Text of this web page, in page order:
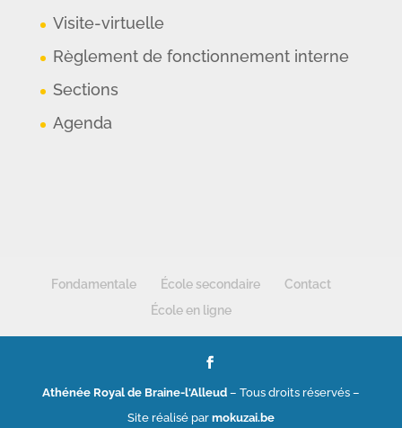
Visite-virtuelle
Règlement de fonctionnement interne
Sections
Agenda
Fondamentale École secondaire
Contact
École en ligne
Athénée Royal de Braine-l'Alleud– Tous droits réservés –
Site réalisé par mokuzai.be